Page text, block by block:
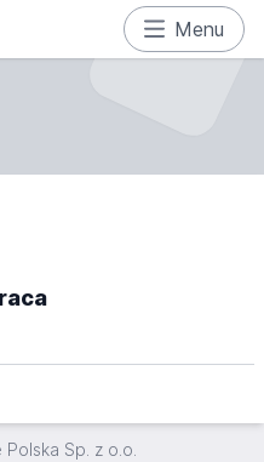
Menu
Polska Sp. z o.o.